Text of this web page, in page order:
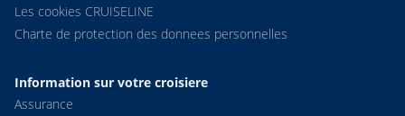
Les cookies CRUISELINE
Charte de protection des donnees personnelles
Information sur votre croisiere
Assurance